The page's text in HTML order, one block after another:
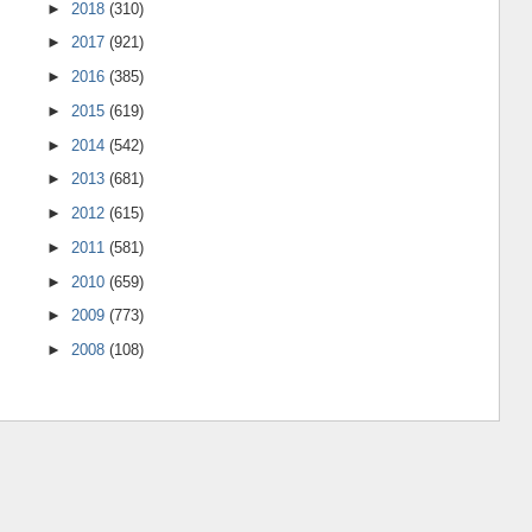
► 2018 (310)
► 2017 (921)
► 2016 (385)
► 2015 (619)
► 2014 (542)
► 2013 (681)
► 2012 (615)
► 2011 (581)
► 2010 (659)
► 2009 (773)
► 2008 (108)